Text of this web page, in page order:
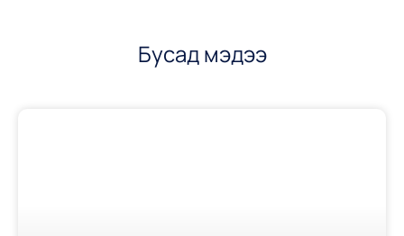
Бусад мэдээ